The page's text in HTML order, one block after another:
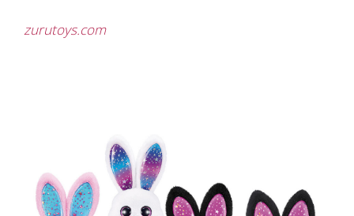
zurutoys.com